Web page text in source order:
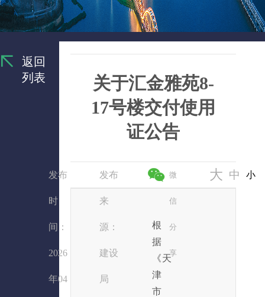
返回
列表
关于汇金雅苑8-
17号楼交付使用
证公告
发布
时
间：
2026
年04
发布
来
源：
建设
局
微
信
分
享
大 中 小
根
据
《天
津
市